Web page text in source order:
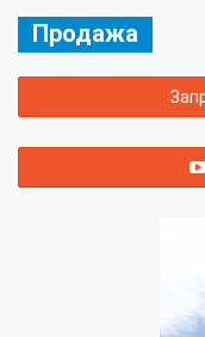
Продажа